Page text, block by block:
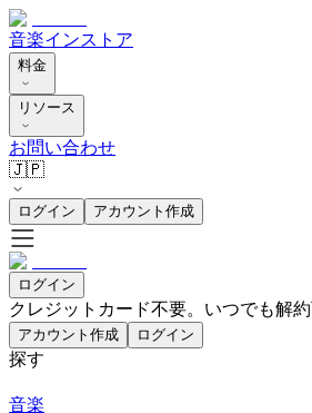
音楽インストア
料金
リソース
お問い合わせ
🇯🇵
ログイン アカウント作成
ログイン
クレジットカード不要。いつでも解約
アカウント作成 ログイン
探す
音楽